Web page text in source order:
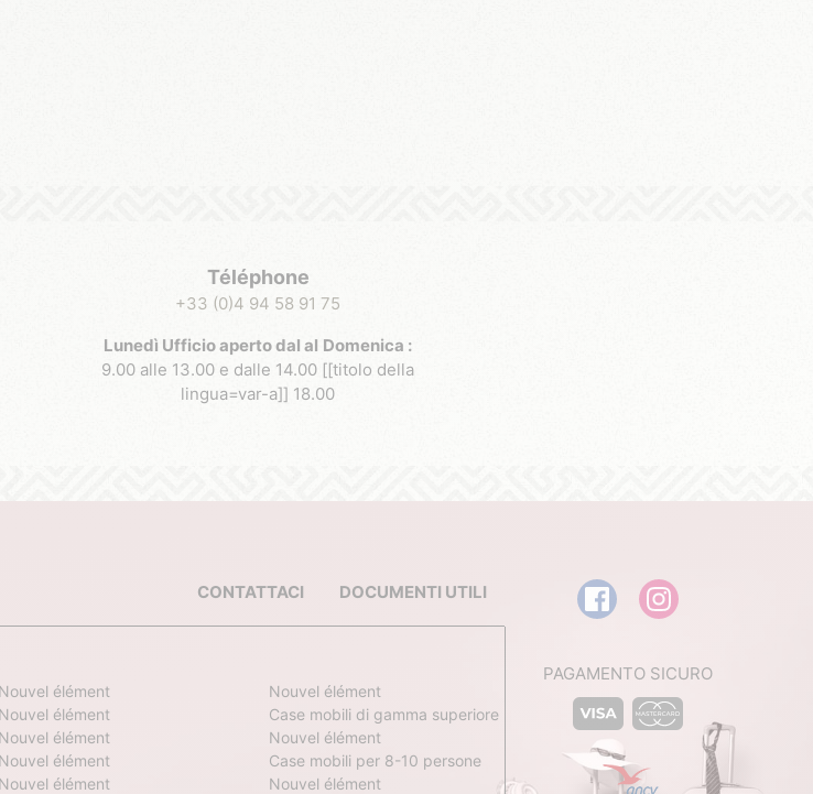
Téléphone
+33 (0)4 94 58 91 75
Lunedì Ufficio aperto dal al Domenica :
9.00 alle 13.00 e dalle 14.00 [[titolo della
lingua=var-a]] 18.00
CONTATTACI DOCUMENTI UTILI
Nouvel élément
Nouvel élément
Nouvel élément
Nouvel élément
Nouvel élément
Nouvel élément
Case mobili di gamma superiore
Nouvel élément
Case mobili per 8-10 persone
Nouvel élément
PAGAMENTO SICURO